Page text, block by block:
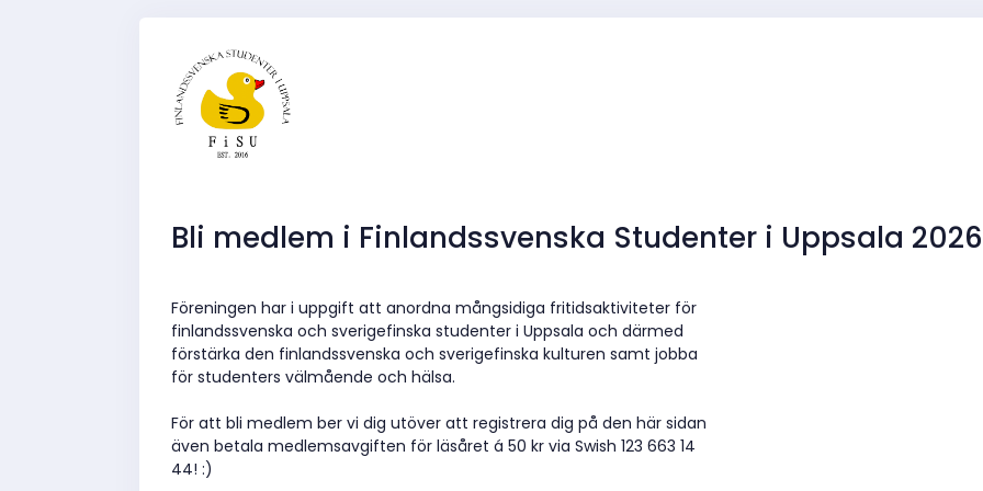
Bli medlem i Finlandssvenska Studenter i Uppsala 2026
Föreningen har i uppgift att anordna mångsidiga fritidsaktiviteter för
finlandssvenska och sverigefinska studenter i Uppsala och därmed
förstärka den finlandssvenska och sverigefinska kulturen samt jobba
för studenters välmående och hälsa.
För att bli medlem ber vi dig utöver att registrera dig på den här sidan
även betala medlemsavgiften för läsåret á 50 kr via Swish 123 663 14
44! :)